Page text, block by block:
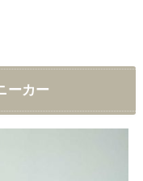
ーカー